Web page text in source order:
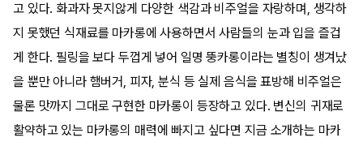
고 있다. 화과자 못지않게 다양한 색감과 비주얼을 자랑하며, 생각하
지 못했던 식재료를 마카롱에 사용하면서 사람들의 눈과 입을 즐겁
게 한다. 필링을 보다 두껍게 넣어 일명 뚱카롱이라는 별칭이 생겨났
을 뿐만 아니라 햄버거, 피자, 분식 등 실제 음식을 표방해 비주얼은
물론 맛까지 그대로 구현한 마카롱이 등장하고 있다. 변신의 귀재로
활약하고 있는 마카롱의 매력에 빠지고 싶다면 지금 소개하는 마카